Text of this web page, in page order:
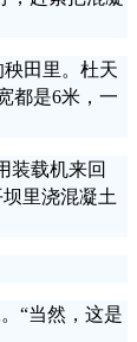
田里。杜天
都是6米，一
装载机来回
里浇混凝土
“当然，这是